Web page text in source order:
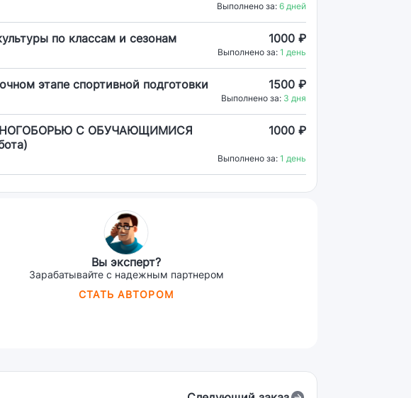
Выполнено за: 6 дней
по классам и сезонам 1000 ₽
Выполнено за: 1 день
этапе спортивной подготовки 1500 ₽
Выполнено за: 3 дня
С ОБУЧАЮЩИМИСЯ
1000 ₽
Выполнено за: 1 день
Вы эксперт?
Зарабатывайте с надежным партнером
СТАТЬ АВТОРОМ